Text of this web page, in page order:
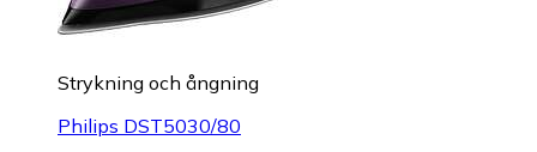
Strykning och ångning
Philips DST5030/80